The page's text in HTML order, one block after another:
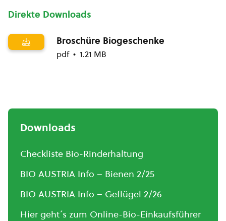
Direkte Downloads
Broschüre Biogeschenke
pdf 1.21 MB
Downloads
Checkliste Bio-Rinderhaltung
BIO AUSTRIA Info – Bienen 2/25
BIO AUSTRIA Info – Geflügel 2/26
Hier geht´s zum Online-Bio-Einkaufsführer